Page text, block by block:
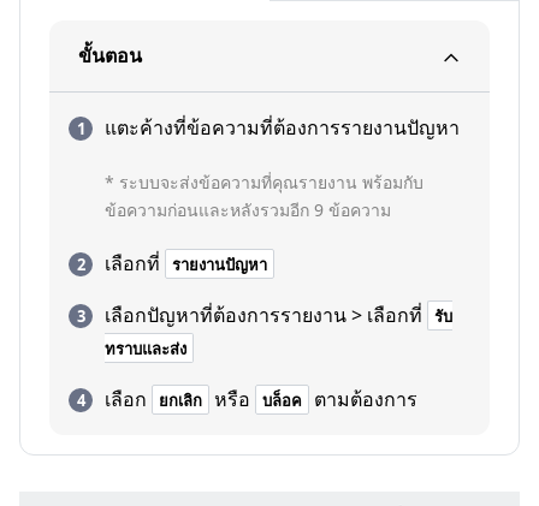
ขั้นตอน
แตะค้างที่ข้อความที่ต้องการรายงานปัญหา
* ระบบจะส่งข้อความที่คุณรายงาน พร้อมกับ
ข้อความก่อนและหลังรวมอีก 9 ข้อความ
เลือกที่ รายงานปัญหา
เลือกปัญหาที่ต้องการรายงาน > เลือกที่
รับ
ทราบและส่ง
เลือก ยกเลิก หรือ บล็อค ตามต้องการ